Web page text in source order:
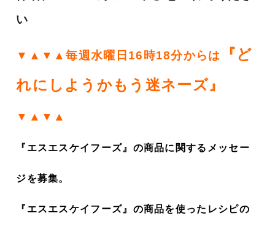
い
▼▲▼▲毎週水曜日16時18分からは
『ど
れにしようかもう迷ネーズ』
▼▲▼▲
『エスエスケイフーズ』の商品に関するメッセー
ジを募集。
『エスエスケイフーズ』の商品を使ったレシピの